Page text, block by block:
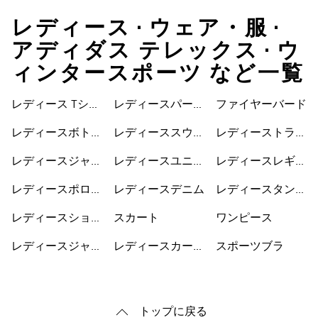
レディース • ウェア・服 •
アディダス テレックス • ウ
ィンタースポーツ など一覧
レディース Tシャ
レディースボトム
レディースジャケ
レディースポロシ
レディースショー
レディースジャー
レディースパーカ
レディーススウェ
レディースユニフ
レディースデニム
スカート
レディースカーデ
ファイヤーバード
レディーストラッ
レディースレギン
レディースタンク
ワンピース
スポーツブラ
トップに戻る